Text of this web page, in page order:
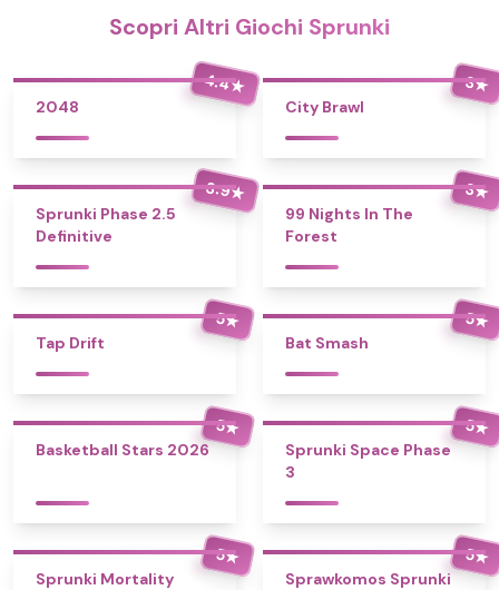
Scopri Altri Giochi Sprunki
4.4★
2048
3★
City Brawl
3.9★
Sprunki Phase 2.5
Definitive
3★
99 Nights In The
Forest
5★
Tap Drift
5★
Bat Smash
5★
Basketball Stars 2026
5★
Sprunki Space Phase
3
5★
Sprunki Mortality
5★
Sprawkomos Sprunki